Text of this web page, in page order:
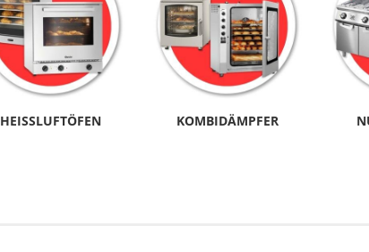
HEISSLUFTÖFEN KOMBIDÄMPFER